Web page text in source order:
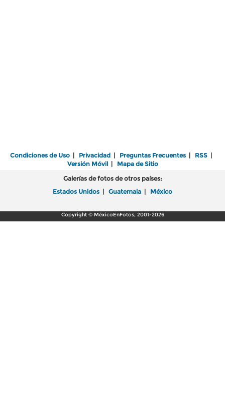
Condiciones de Uso | Privacidad | Preguntas Frecuentes | RSS |
Versión Móvil| Mapa de Sitio
Galerías de fotos de otros países:
Estados Unidos | Guatemala | México
Copyright © MéxicoEnFotos, 2001-2026